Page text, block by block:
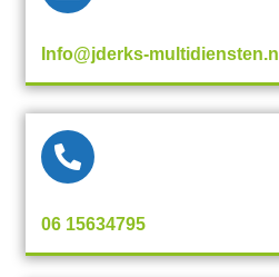
Info@jderks-multidiensten.nl
06 15634795